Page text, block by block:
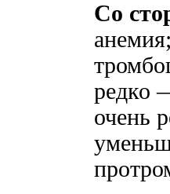
Со
редко
очень